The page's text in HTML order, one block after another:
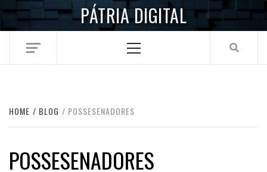
Skip
PÁTRIA DIGITAL
Menu
HOME BLOG POSSESENADORES
POSSESENADORES